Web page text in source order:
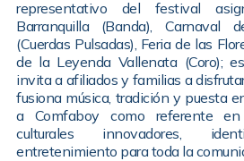
representativo del festival
Barranquilla (Banda), Carnaval
(Cuerdas Pulsadas), Feria de las
de la Leyenda Vallenata (Coro);
invita a afiliados y familias a
fusiona música, tradición y puesta
a Comfaboy como referente
culturales innovadores,
entretenimiento para toda la